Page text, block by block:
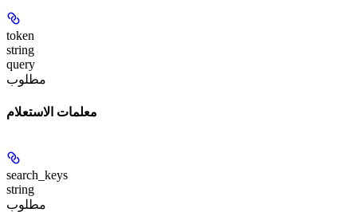
token
string
query
مطلوب
معلمات الاستعلام
search_keys
string
مطلوب